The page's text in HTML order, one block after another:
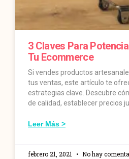
3 Claves Para
Tu Ecommerce
Si vendes productos
tus ventas, este artículo te
estrategias clave. Descubre
de calidad, establecer precios
Leer Más >
febrero 21, 2021 No hay